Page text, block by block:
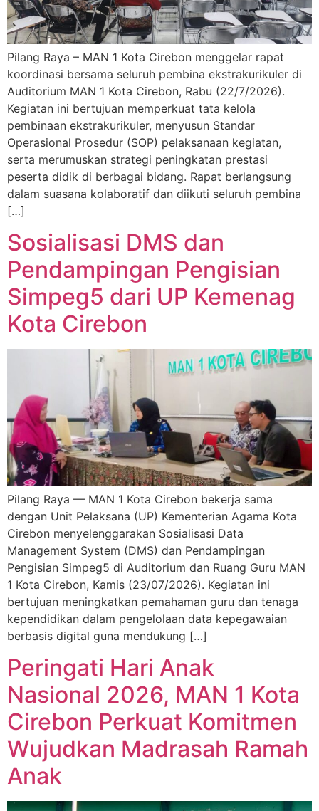
Pilang Raya – MAN 1 Kota Cirebon menggelar rapat
koordinasi bersama seluruh pembina ekstrakurikuler di
Auditorium MAN 1 Kota Cirebon, Rabu (22/7/2026).
Kegiatan ini bertujuan memperkuat tata kelola
pembinaan ekstrakurikuler, menyusun Standar
Operasional Prosedur (SOP) pelaksanaan kegiatan,
serta merumuskan strategi peningkatan prestasi
peserta didik di berbagai bidang. Rapat berlangsung
dalam suasana kolaboratif dan diikuti seluruh pembina
[…]
Sosialisasi DMS dan
Pendampingan Pengisian
Simpeg5 dari UP Kemenag
Kota Cirebon
Pilang Raya — MAN 1 Kota Cirebon bekerja sama
dengan Unit Pelaksana (UP) Kementerian Agama Kota
Cirebon menyelenggarakan Sosialisasi Data
Management System (DMS) dan Pendampingan
Pengisian Simpeg5 di Auditorium dan Ruang Guru MAN
1 Kota Cirebon, Kamis (23/07/2026). Kegiatan ini
bertujuan meningkatkan pemahaman guru dan tenaga
kependidikan dalam pengelolaan data kepegawaian
berbasis digital guna mendukung […]
Peringati Hari Anak
Nasional 2026, MAN 1 Kota
Cirebon Perkuat Komitmen
Wujudkan Madrasah Ramah
Anak